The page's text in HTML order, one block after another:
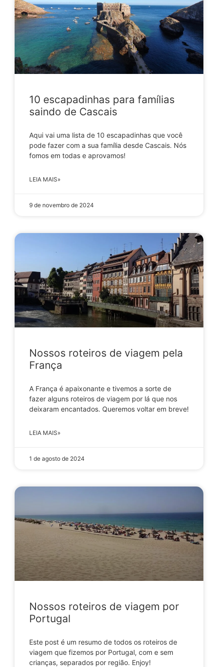
10 escapadinhas para famílias
saindo de Cascais
Aqui vai uma lista de 10 escapadinhas que você
pode fazer com a sua família desde Cascais. Nós
fomos em todas e aprovamos!
LEIA MAIS»
9 de novembro de 2024
Nossos roteiros de viagem pela
França
A França é apaixonante e tivemos a sorte de
fazer alguns roteiros de viagem por lá que nos
deixaram encantados. Queremos voltar em breve!
LEIA MAIS»
1 de agosto de 2024
Nossos roteiros de viagem por
Portugal
Este post é um resumo de todos os roteiros de
viagem que fizemos por Portugal, com e sem
crianças, separados por região. Enjoy!